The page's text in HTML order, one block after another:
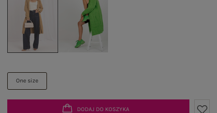
One size
DODAJ DO KOSZYKA